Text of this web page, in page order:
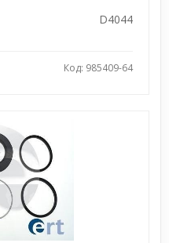
D4044
Код: 985409-64